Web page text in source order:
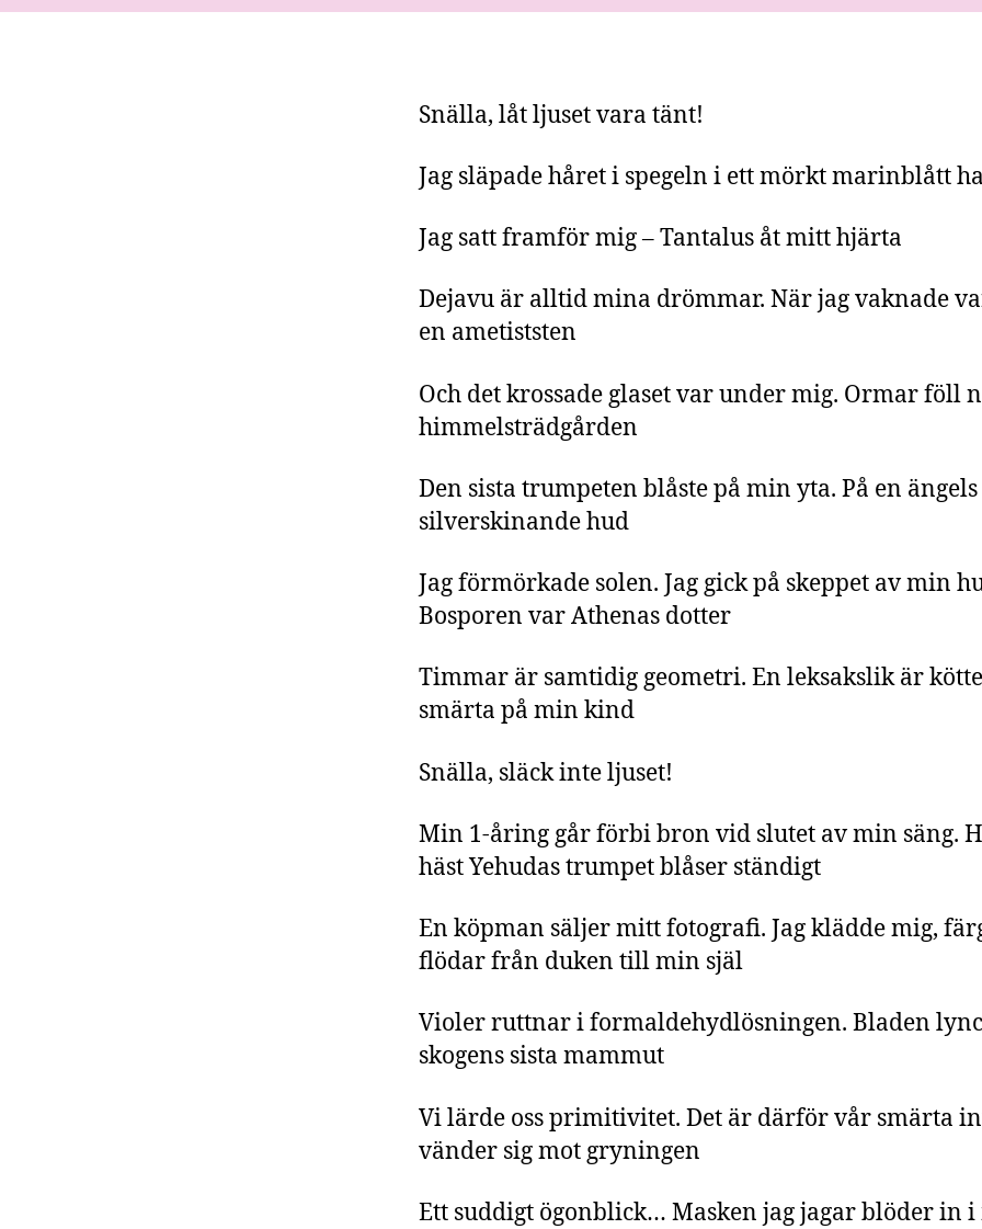
Snälla, låt ljuset vara tänt!
Jag släpade håret i spegeln i ett mörkt marinblått
Jag satt framför mig – Tantalus åt mitt hjärta
Dejavu är alltid mina drömmar. När jag vaknade
en ametiststen
Och det krossade glaset var under mig. Ormar föll
himmelsträdgården
Den sista trumpeten blåste på min yta. På en ängels
silverskinande hud
Jag förmörkade solen. Jag gick på skeppet av min
Bosporen var Athenas dotter
Timmar är samtidig geometri. En leksakslik är
smärta på min kind
Snälla, släck inte ljuset!
Min 1-åring går förbi bron vid slutet av min säng.
häst Yehudas trumpet blåser ständigt
En köpman säljer mitt fotografi. Jag klädde mig,
flödar från duken till min själ
Violer ruttnar i formaldehydlösningen. Bladen
skogens sista mammut
Vi lärde oss primitivitet. Det är därför vår smärta
vänder sig mot gryningen
Ett suddigt ögonblick… Masken jag jagar blöder in